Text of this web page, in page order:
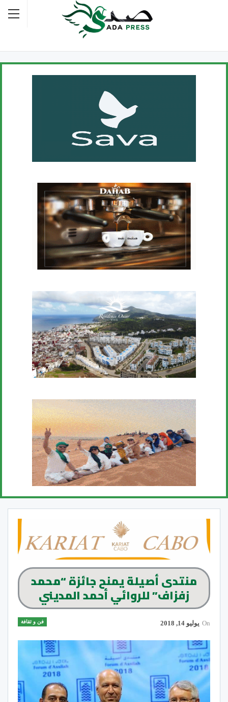
منتدى أصيلة يمنح جائزة “محمد
زفزاف” للروائي أحمد المديني
فن و ثقافة On يوليو 14, 2018